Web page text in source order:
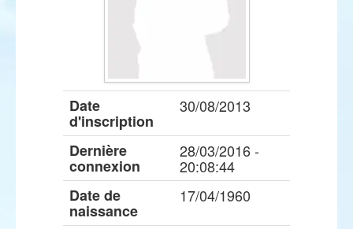
Date
d'inscription
30/08/2013
Dernière
connexion
28/03/2016 -
20:08:44
Date de
naissance
17/04/1960